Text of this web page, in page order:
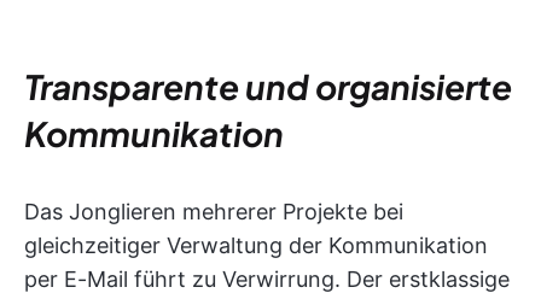
Transparente und organisierte
Kommunikation
Das Jonglieren mehrerer Projekte bei
gleichzeitiger Verwaltung der Kommunikation
per E-Mail führt zu Verwirrung. Der erstklassige